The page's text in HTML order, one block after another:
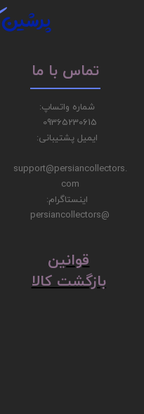
پرشین
شماره واتساپ:
09365230615
ایمیل پشتیبانی:
support@persiancollectors.
com
اینستاگرام:
@persiancollectors
تماس با ما
ق​​​​​​​وانین
بازگشت کالا